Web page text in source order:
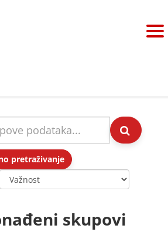
pretraživanje
skupovi